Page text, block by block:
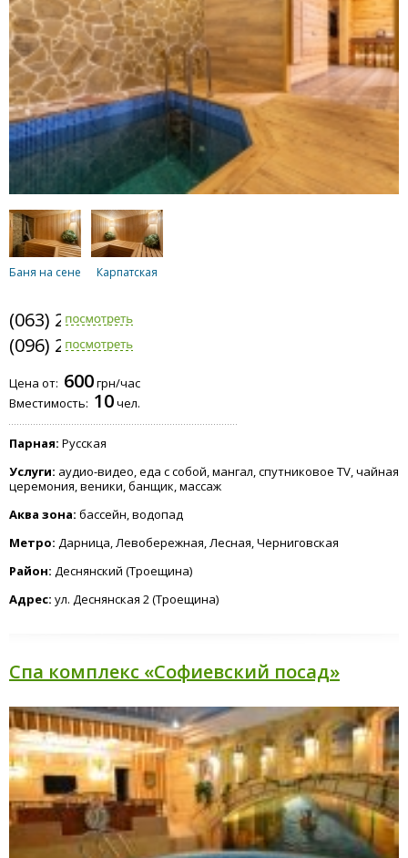
Баня на сене Карпатская
(063) 236-8242
(096) 208-3505
Цена от: 600грн/час
Вместимость: 10чел.
Парная: Русская
Услуги: аудио-видео, еда с собой, мангал, спутниковое TV, чайная
церемония, веники, банщик, массаж
Аква зона: бассейн, водопад
Метро: Дарница, Левобережная, Лесная, Черниговская
Район: Деснянский (Троещина)
Адрес: ул. Деснянская 2 (Троещина)
Спа комплекс «Софиевский посад»